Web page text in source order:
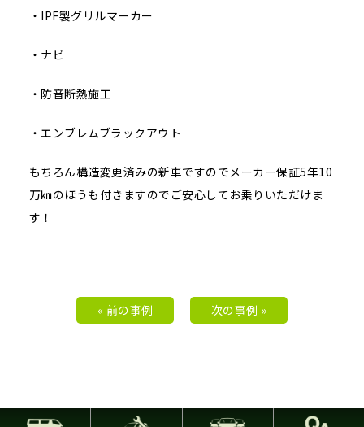
・IPF製グリルマーカー
・ナビ
・防音断熱施工
・エンブレムブラックアウト
もちろん構造変更済みの新車ですのでメーカー保証5年10
万㎞のほうも付きますのでご安心してお乗りいただけま
す！
« 前の事例 次の事例 »